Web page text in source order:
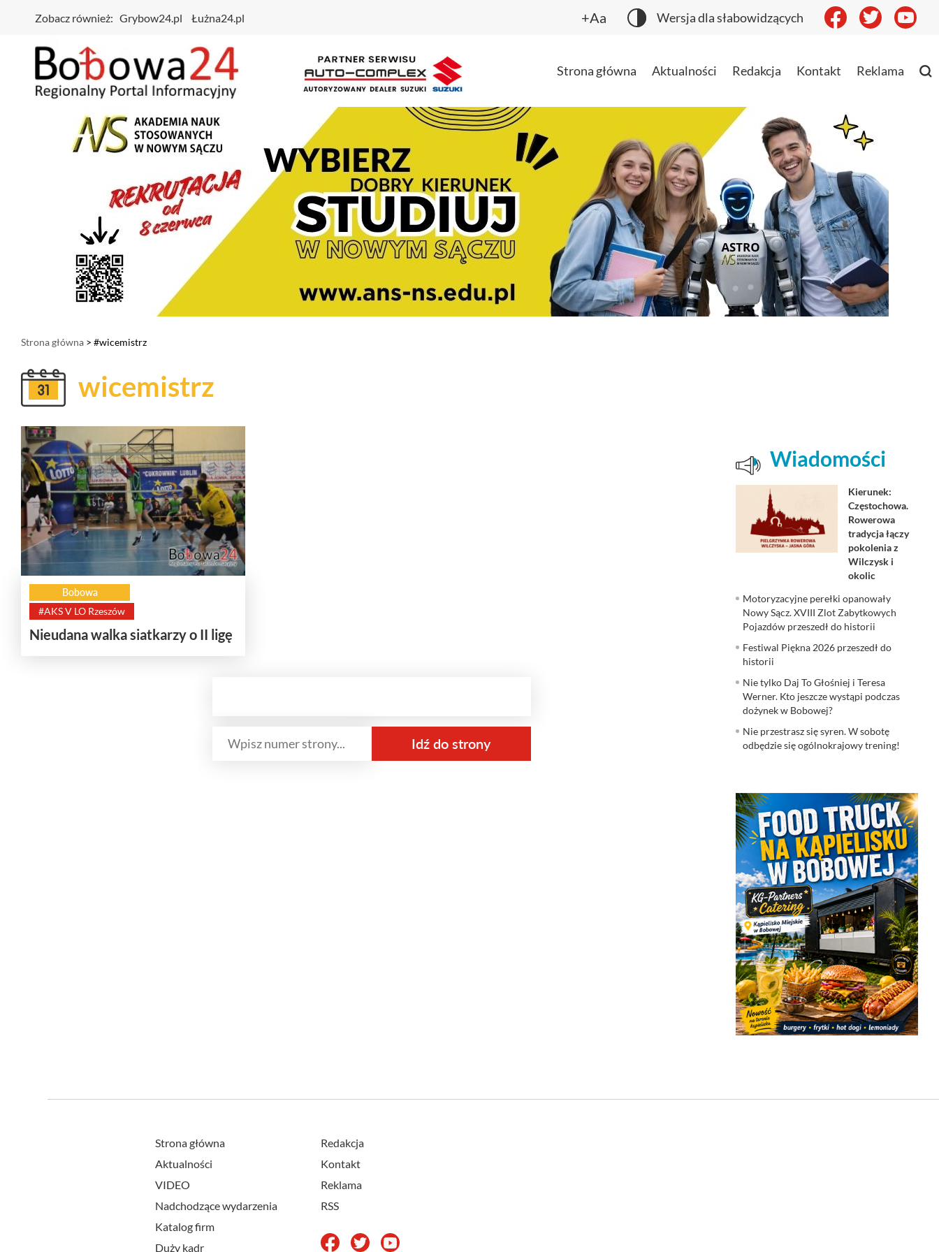
Zobacz również: Grybow24.pl Łużna24.pl +Aa Wersja dla słabowidzących
Strona główna Aktualności Redakcja Kontakt Reklama
Strona główna > #wicemistrz
wicemistrz
Bobowa
#AKS V LO Rzeszów
Nieudana walka siatkarzy o II ligę
Wiadomości
Kierunek:
Częstochowa.
Rowerowa
tradycja łączy
pokolenia z
Wilczysk i
okolic
Motoryzacyjne perełki opanowały
Nowy Sącz. XVIII Zlot Zabytkowych
Pojazdów przeszedł do historii
Festiwal Piękna 2026 przeszedł do
historii
Nie tylko Daj To Głośniej i Teresa
Werner. Kto jeszcze wystąpi podczas
dożynek w Bobowej?
Nie przestrasz się syren. W sobotę
odbędzie się ogólnokrajowy trening!
Strona główna
Aktualności
VIDEO
Nadchodzące wydarzenia
Katalog firm
Duży kadr
Redakcja
Kontakt
Reklama
RSS